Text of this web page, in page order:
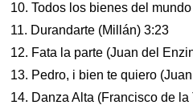
10. Todos los bienes del
11. Durandarte (Millán) 3:23
12. Fata la parte (Juan del
13. Pedro, i bien te quiero
14. Danza Alta (Francisco de la